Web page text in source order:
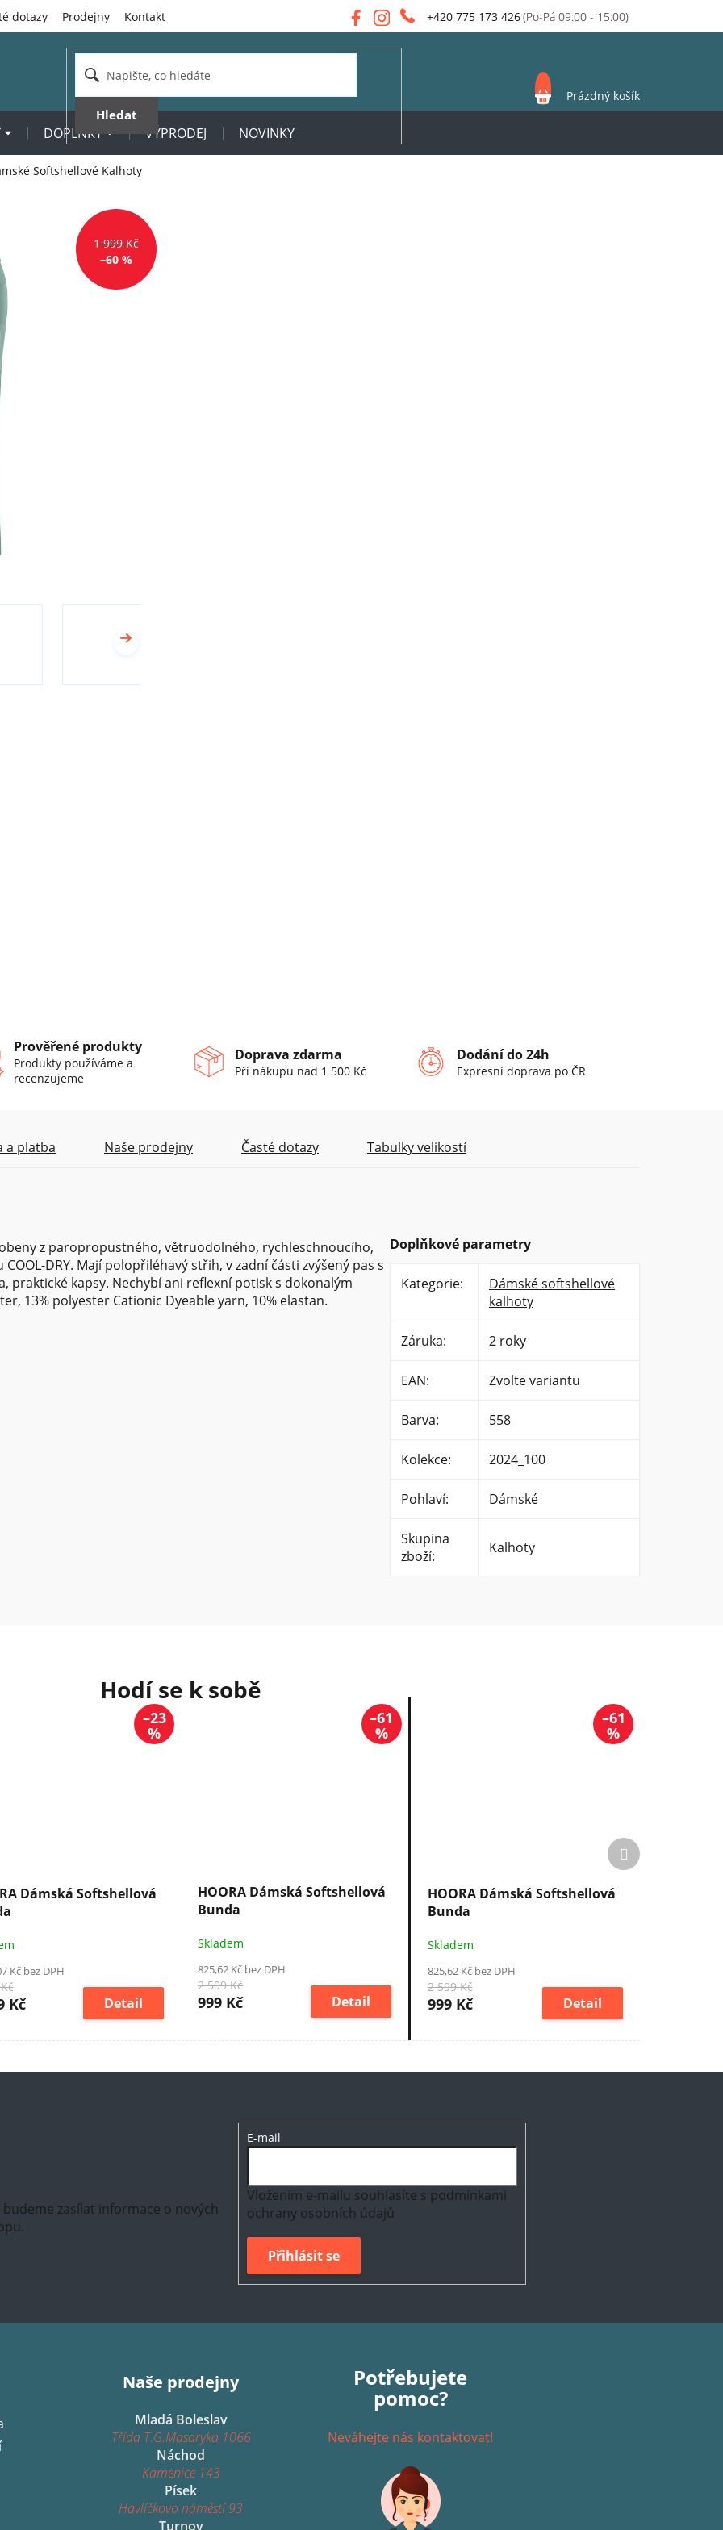
+420 775 173 426
dotazy Prodejny Kontakt
Hledat
NÁKUPNÍ
KOŠÍK
Prázdný košík
DOPLŇKY VÝPRODEJ NOVINKY
Softshellové Kalhoty
1 999 Kč
–60 %
Prověřené produkty
Produkty používáme a
recenzujeme
Doprava zdarma
Při nákupu nad 1 500 Kč
Dodání do 24h
Expresní doprava po ČR
–23
%
Dámská Softshellová
Kč bez DPH
Kč Detail
–61
%
HOORA Dámská Softshellová
Bunda
Skladem
825,62 Kč bez DPH
2 599 Kč
999 Kč Detail
–61
%
HOORA Dámská Softshellová
Bunda
Skladem
825,62 Kč bez DPH
2 599 Kč
999 Kč Detail
Další
produkt
a platba Naše prodejny Časté dotazy Tabulky velikostí
z paropropustného, větruodolného, rychleschnoucího,
DRY. Mají polopřiléhavý střih, v zadní části zvýšený pas s
praktické kapsy. Nechybí ani reflexní potisk s dokonalým
13% polyester Cationic Dyeable yarn, 10% elastan.
Doplňkové parametry
Kategorie:
Dámské softshellové
kalhoty
Záruka: 2 roky
EAN: Zvolte variantu
Barva: 558
Kolekce: 2024_100
Pohlaví: Dámské
Skupina
zboží: Kalhoty
zasílat informace o nových
E-mail
Vložením e-mailu souhlasíte s podmínkami
ochrany osobních údajů
Přihlásit se
Naše prodejny
Mladá Boleslav
Třída T.G.Masaryka 1066
Náchod
Kamenice 143
Písek
Havlíčkovo náměstí 93
Turnov
Potřebujete
pomoc?
Neváhejte nás kontaktovat!